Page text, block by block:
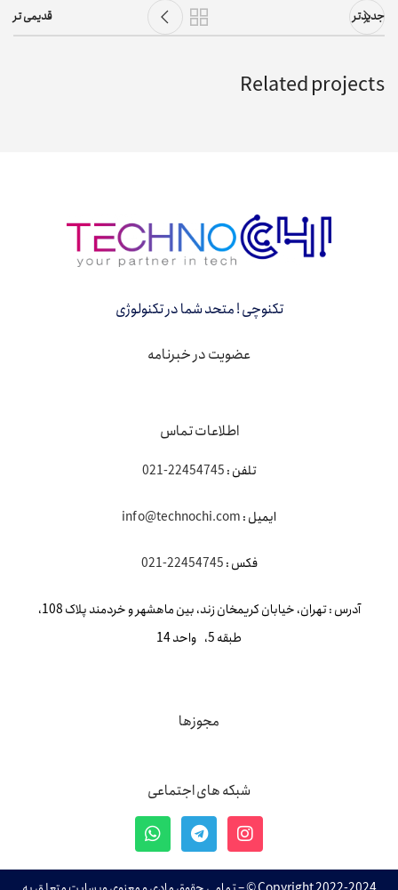
جدیدتر قدیمی تر
Related projects
تکنوچی ! متحد شما در تکنولوژی
عضویت در خبرنامه
اطلاعات تماس
تلفن :22454745-021
ایمیل :info@technochi.com
فکس :22454745-021
آدرس : تهران، خیابان کریمخان زند، بین ماهشهر و خردمند پلاک 108،
طبقه 5، واحد 14
مجوزها
شبکه های اجتماعی